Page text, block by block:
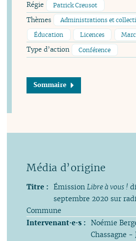
Régie Patrick Creusot
Thèmes
Administrations et
Éducation
Licences
Type d’action Conférence
Sommaire
Titre : ÉmissionLibre à vous !
septembre 2020 sur
Commune
Intervenant·e·s : Noémie
Chassagne